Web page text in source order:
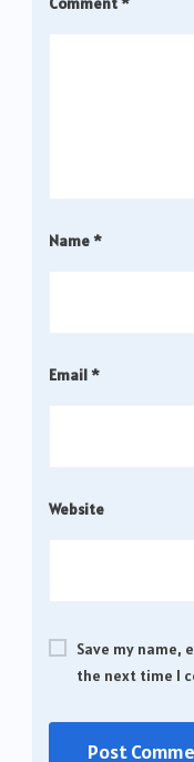
Name*
Email*
Website
Save my name,
the next time I